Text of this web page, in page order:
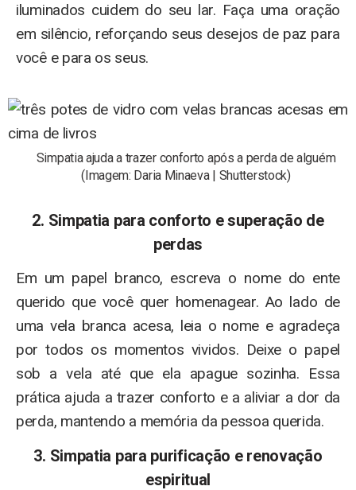
iluminados cuidem do seu lar. Faça uma oração
em silêncio, reforçando seus desejos de paz para
você e para os seus.
Simpatia ajuda a trazer conforto após a perda de alguém
(Imagem: Daria Minaeva | Shutterstock)
2. Simpatia para conforto e superação de
perdas
Em um papel branco, escreva o nome do ente
querido que você quer homenagear. Ao lado de
uma vela branca acesa, leia o nome e agradeça
por todos os momentos vividos. Deixe o papel
sob a vela até que ela apague sozinha. Essa
prática ajuda a trazer conforto e a aliviar a dor da
perda, mantendo a memória da pessoa querida.
3. Simpatia para purificação e renovação
espiritual